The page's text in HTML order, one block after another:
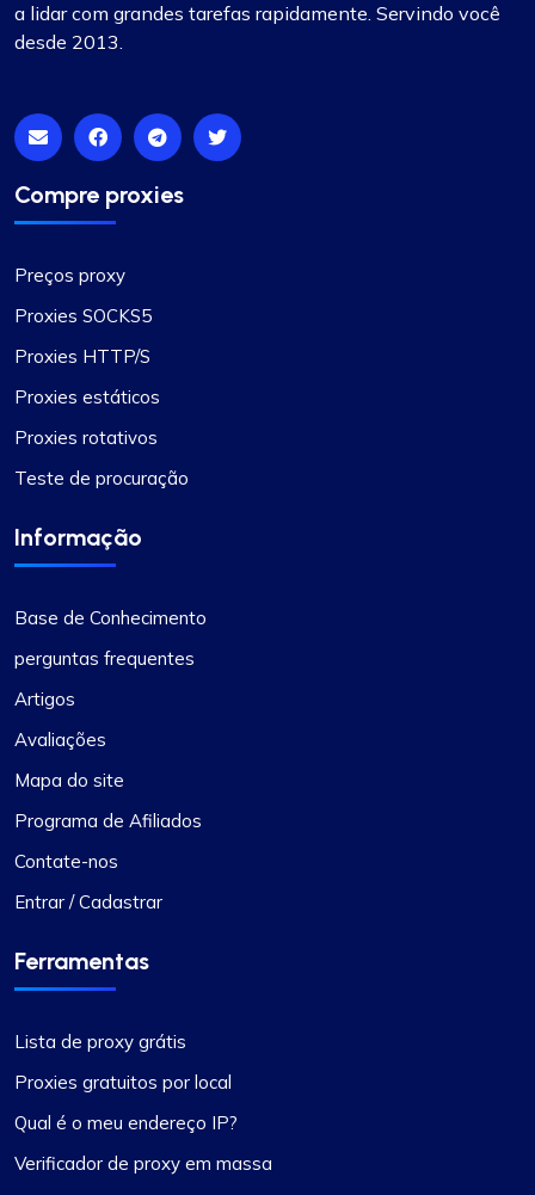
a lidar com grandes tarefas rapidamente. Servindo você
desde 2013.
Compre proxies
Preços proxy
Proxies SOCKS5
Proxies HTTP/S
Proxies estáticos
Proxies rotativos
Teste de procuração
Informação
Base de Conhecimento
perguntas frequentes
Artigos
Avaliações
Mapa do site
Programa de Afiliados
Contate-nos
Entrar / Cadastrar
Ferramentas
Lista de proxy grátis
Proxies gratuitos por local
Qual é o meu endereço IP?
Verificador de proxy em massa